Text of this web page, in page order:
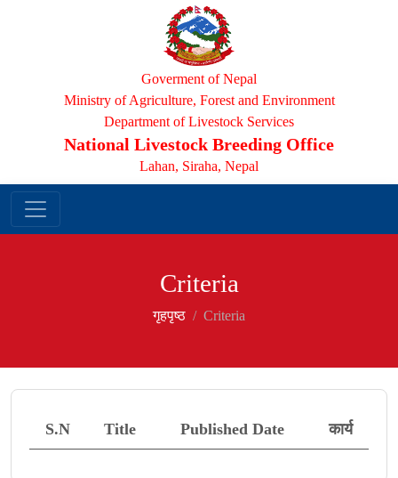
Goverment of Nepal
Ministry of Agriculture, Forest and Environment
Department of Livestock Services
National Livestock Breeding Office
Lahan, Siraha, Nepal
Criteria
गृहपृष्‍ठ Criteria
S.N Title Published Date कार्य